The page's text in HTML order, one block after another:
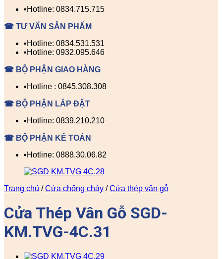
▪️Hotline: 0834.715.715
☎ TƯ VẤN SẢN PHẨM
▪️Hotline: 0834.531.531
▪️Hotline: 0932.095.646
☎ BỘ PHẬN GIAO HÀNG
▪️Hotline : 0845.308.308
☎ BỘ PHẬN LẮP ĐẶT
▪️Hotline: 0839.210.210
☎ BỘ PHẬN KẾ TOÁN
▪️Hotline: 0888.30.06.82
Trang chủ / Cửa chống cháy / Cửa thép vân gỗ
Cửa Thép Vân Gỗ SGD-
KM.TVG-4C.31